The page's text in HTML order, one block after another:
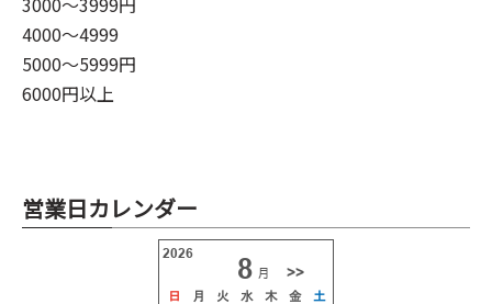
4000～4999
5000～5999円
6000円以上
営業日カレンダー